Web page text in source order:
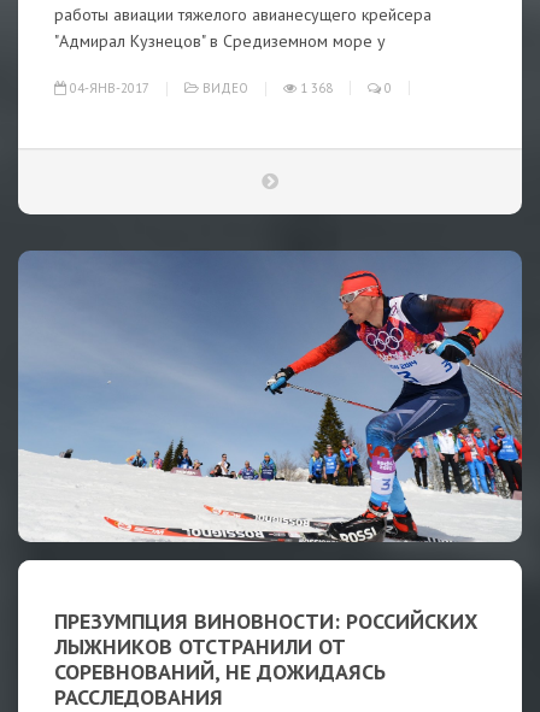
работы авиации тяжелого авианесущего крейсера
"Адмирал Кузнецов" в Средиземном море у
04-ЯНВ-2017 ВИДЕО 1 368 0
ПРЕЗУМПЦИЯ ВИНОВНОСТИ: РОССИЙСКИХ
ЛЫЖНИКОВ ОТСТРАНИЛИ ОТ
СОРЕВНОВАНИЙ, НЕ ДОЖИДАЯСЬ
РАССЛЕДОВАНИЯ